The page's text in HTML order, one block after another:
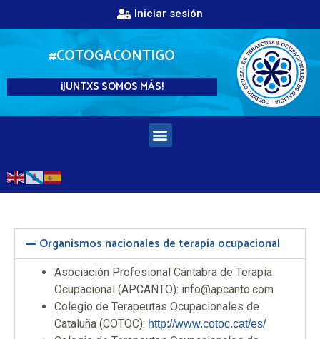
Iniciar sesión
#COTOGACONTIGO
¡JUNTXS SOMOS MÁS!
Organismos nacionales de terapia ocupacional
Asociación Profesional Cántabra de Terapia
Ocupacional (APCANTO): info@apcanto.com
Colegio de Terapeutas Ocupacionales de
Cataluña (COTOC): http://www.cotoc.cat/es/